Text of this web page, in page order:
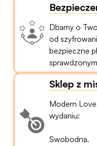
Dbamy o
od
bezpieczne
Sklep z
Modern
wydaniu:
Swobodna.